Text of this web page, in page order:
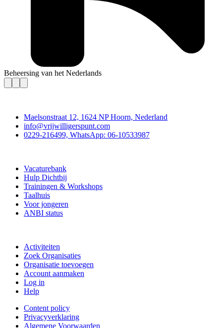
Beheersing van het Nederlands
Maelsonstraat 12, 1624 NP Hoorn, Nederland
info@vrijwilligerspunt.com
0229-216499, WhatsApp: 06-10533987
Vacaturebank
Hulp Dichtbij
Trainingen & Workshops
Taalhuis
Voor jongeren
ANBI status
Activiteiten
Zoek Organisaties
Organisatie toevoegen
Account aanmaken
Log in
Help
Content policy
Privacyverklaring
Algemene Voorwaarden